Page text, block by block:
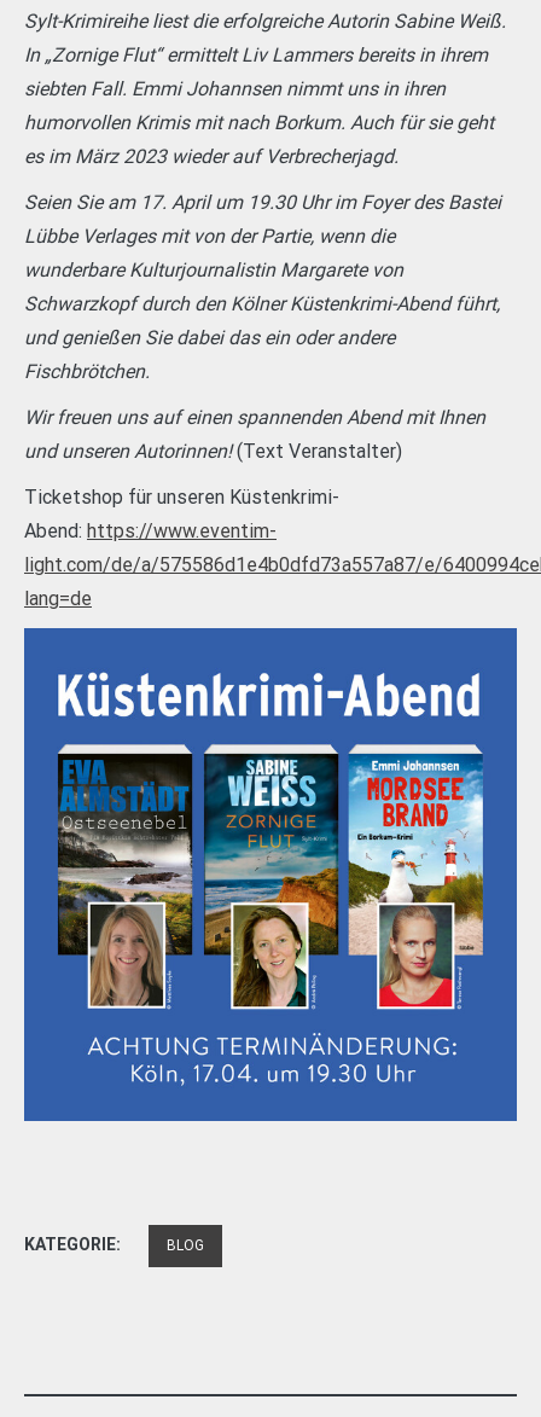
Sylt-Krimireihe liest die erfolgreiche Autorin Sabine Weiß.
In „Zornige Flut“ ermittelt Liv Lammers bereits in ihrem
siebten Fall. Emmi Johannsen nimmt uns in ihren
humorvollen Krimis mit nach Borkum. Auch für sie geht
es im März 2023 wieder auf Verbrecherjagd.
Seien Sie am 17. April um 19.30 Uhr im Foyer des Bastei
Lübbe Verlages mit von der Partie, wenn die
wunderbare Kulturjournalistin Margarete von
Schwarzkopf durch den Kölner Küstenkrimi-Abend führt,
und genießen Sie dabei das ein oder andere
Fischbrötchen.
Wir freuen uns auf einen spannenden Abend mit Ihnen
und unseren Autorinnen!(Text Veranstalter)
Ticketshop für unseren Küstenkrimi-
Abend: https://www.eventim-
light.com/de/a/575586d1e4b0dfd73a557a87/e/
lang=de
KATEGORIE: BLOG